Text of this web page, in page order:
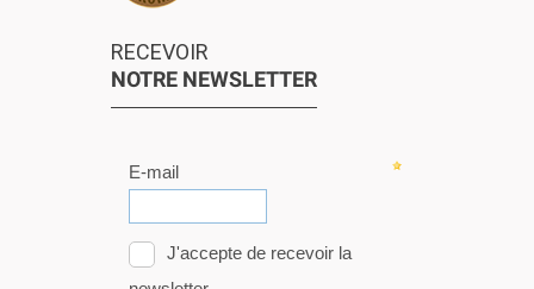
RECEVOIR
NOTRE NEWSLETTER